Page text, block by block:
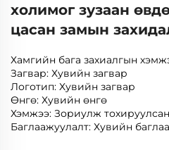
холимог зузаан
цасан замын
Хамгийн бага захиалгын
Загвар: Хувийн загвар
Логотип: Хувийн загвар
Өнгө: Хувийн өнгө
Хэмжээ: Зориулж
Баглаажуулалт: Хувийн